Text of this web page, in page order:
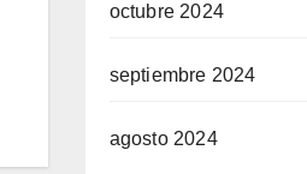
octubre 2024
septiembre 2024
agosto 2024